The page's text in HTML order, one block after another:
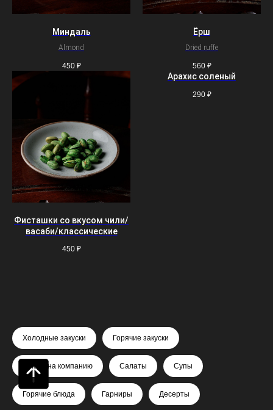
Миндаль
Almond
450 ₽
Ёрш
Dried ruffe
560 ₽
Фисташки со вкусом чили/
васаби/классические
450 ₽
Арахис соленый
290 ₽
Холодные закуски Горячие закуски
Блюда на компанию Салаты Супы
Горячие блюда Гарниры Десерты